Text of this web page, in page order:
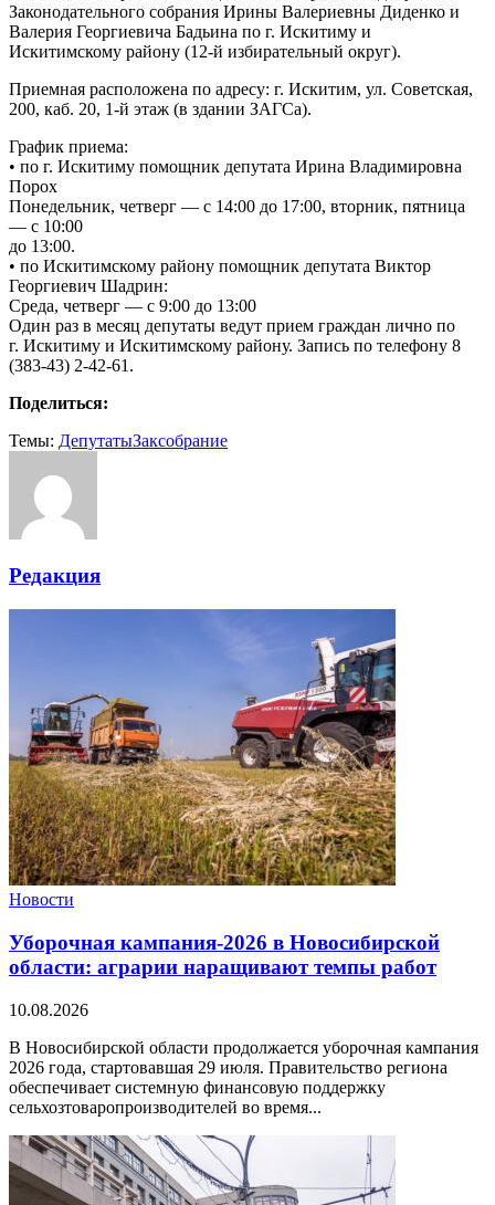
Законодательного собрания Ирины Валериевны Диденко и
Валерия Георгиевича Бадьина по г. Искитиму и
Искитимскому району (12-й избирательный округ).
Приемная расположена по адресу: г. Искитим, ул. Советская,
200, каб. 20, 1-й этаж (в здании ЗАГСа).
График приема:
• по г. Искитиму помощник депутата Ирина Владимировна
Порох
Понедельник, четверг — с 14:00 до 17:00, вторник, пятница
— с 10:00
до 13:00.
• по Искитимскому району помощник депутата Виктор
Георгиевич Шадрин:
Среда, четверг — с 9:00 до 13:00
Один раз в месяц депутаты ведут прием граждан лично по
г. Искитиму и Искитимскому району. Запись по телефону 8
(383-43) 2-42-61.
Поделиться:
Темы: ДепутатыЗаксобрание
Редакция
Новости
Уборочная кампания‑2026 в Новосибирской
области: аграрии наращивают темпы работ
10.08.2026
В Новосибирской области продолжается уборочная кампания
2026 года, стартовавшая 29 июля. Правительство региона
обеспечивает системную финансовую поддержку
сельхозтоваропроизводителей во время...